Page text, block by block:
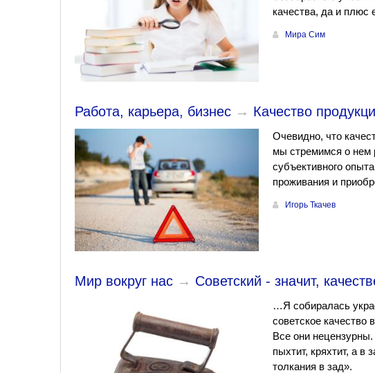
качества, да и
Мира Сим
Работа, карьера, бизнес → Качество
Очевидно, что
мы стремимся о нем
субъективного
проживания и
Игорь Ткачев
Мир вокруг нас → Советский - значит,
…Я собиралась
советское
Все они
пыхтит, кряхтит, а в
толкания в зад».